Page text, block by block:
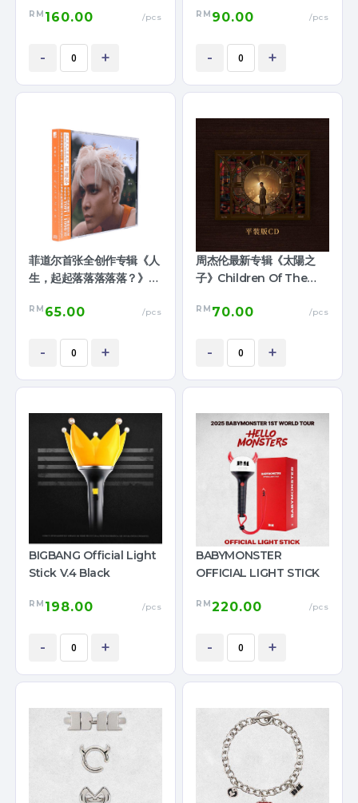
RM 160.00 /pcs
- +
RM 90.00 /pcs
- +
菲道尔首张全创作专辑《人
生，起起落落落落落？》收
RM 65.00 /pcs
- +
周杰伦最新专辑《太陽之
子》Children Of The
RM 70.00 /pcs
- +
BIGBANG Official Light
Stick V.4 Black
RM 198.00 /pcs
- +
BABYMONSTER
OFFICIAL LIGHT STICK
RM220.00 /pcs
- +